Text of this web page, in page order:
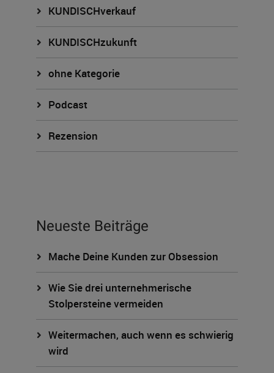
KUNDISCHverkauf
KUNDISCHzukunft
ohne Kategorie
Podcast
Rezension
Neueste Beiträge
Mache Deine Kunden zur Obsession
Wie Sie drei unternehmerische
Stolpersteine vermeiden
Weitermachen, auch wenn es schwierig
wird